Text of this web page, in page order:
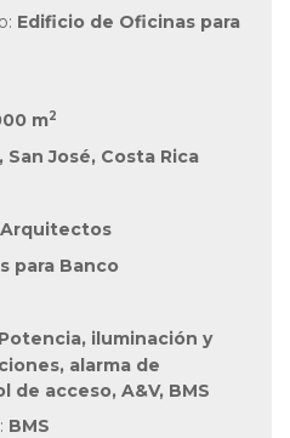
Edificio de Oficinas para
m2
San José, Costa Rica
para Banco
Potencia, iluminación y
alarma de
de acceso, A&V, BMS
BMS